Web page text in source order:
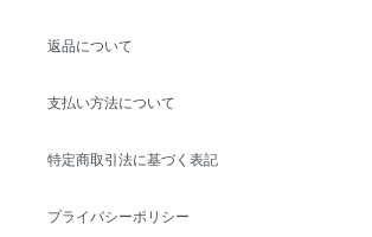
返品について
支払い方法について
特定商取引法に基づく表記
プライバシーポリシー